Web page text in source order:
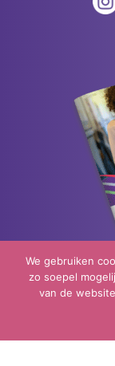
We gebruiken
zo soepel
van de